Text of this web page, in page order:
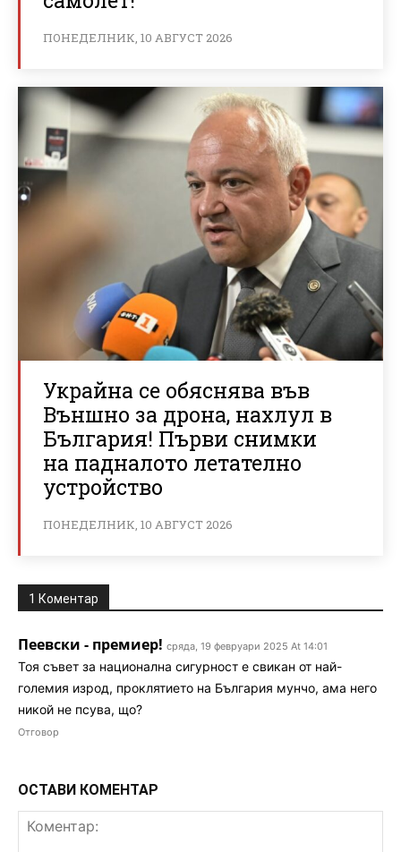
ПОНЕДЕЛНИК, 10 АВГУСТ 2026
Украйна се обяснява във
Външно за дрона, нахлул в
България! Първи снимки
на падналото летателно
устройство
ПОНЕДЕЛНИК, 10 АВГУСТ 2026
1 Коментар
Пеевски - премиер! сряда, 19 февруари 2025 At 14:01
Тоя съвет за национална сигурност е свикан от най-
големия изрод, проклятието на България мунчо, ама него
никой не псува, що?
Отговор
ОСТАВИ КОМЕНТАР